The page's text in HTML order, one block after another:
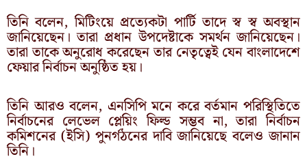
তিনি বলেন, মিটিংয়ে প্রত্যেকটা পার্টি তাদে স্ব স্ব অবস্থান
জানিয়েছেন। তারা প্রধান উপদেষ্টাকে সমর্থন জানিয়েছেন।
তারা তাকে অনুরোধ করেছেন তার নেতৃত্বেই যেন বাংলাদেশে
ফেয়ার নির্বাচন অনুষ্ঠিত হয়।
তিনি আরও বলেন, এনসিপি মনে করে বর্তমান পরিস্থিতিতে
নির্বাচনের লেভেল প্লেয়িং ফিল্ড সম্ভব না, তারা নির্বাচন
কমিশনের (ইসি) পুনর্গঠনের দাবি জানিয়েছে বলেও জানান
তিনি।